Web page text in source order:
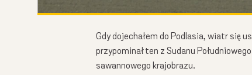
Gdy dojechałem do Podlasia, wiatr się
przypominał ten z Sudanu
sawannowego krajobrazu.